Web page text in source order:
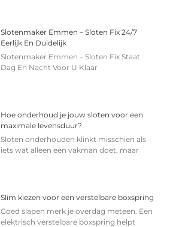
Slotenmaker Emmen – Sloten Fix 24/7
Eerlijk En Duidelijk
Slotenmaker Emmen – Sloten Fix Staat
Dag En Nacht Voor U Klaar
Hoe onderhoud je jouw sloten voor een
maximale levensduur?
Sloten onderhouden klinkt misschien als
iets wat alleen een vakman doet, maar
Slim kiezen voor een verstelbare boxspring
Goed slapen merk je overdag meteen. Een
elektrisch verstelbare boxspring helpt